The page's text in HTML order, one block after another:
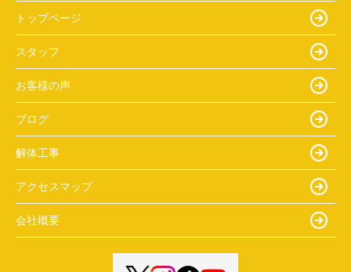
トップページ
スタッフ
お客様の声
ブログ
解体工事
アクセスマップ
会社概要